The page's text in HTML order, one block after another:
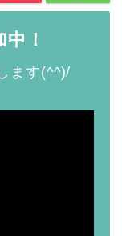
！
ます(^^)/